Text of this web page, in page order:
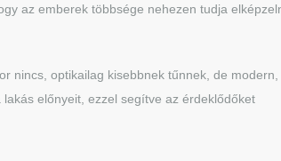
az emberek többsége nehezen tudja
nincs, optikailag kisebbnek tűnnek, de modern,
előnyeit, ezzel segítve az érdeklődőket